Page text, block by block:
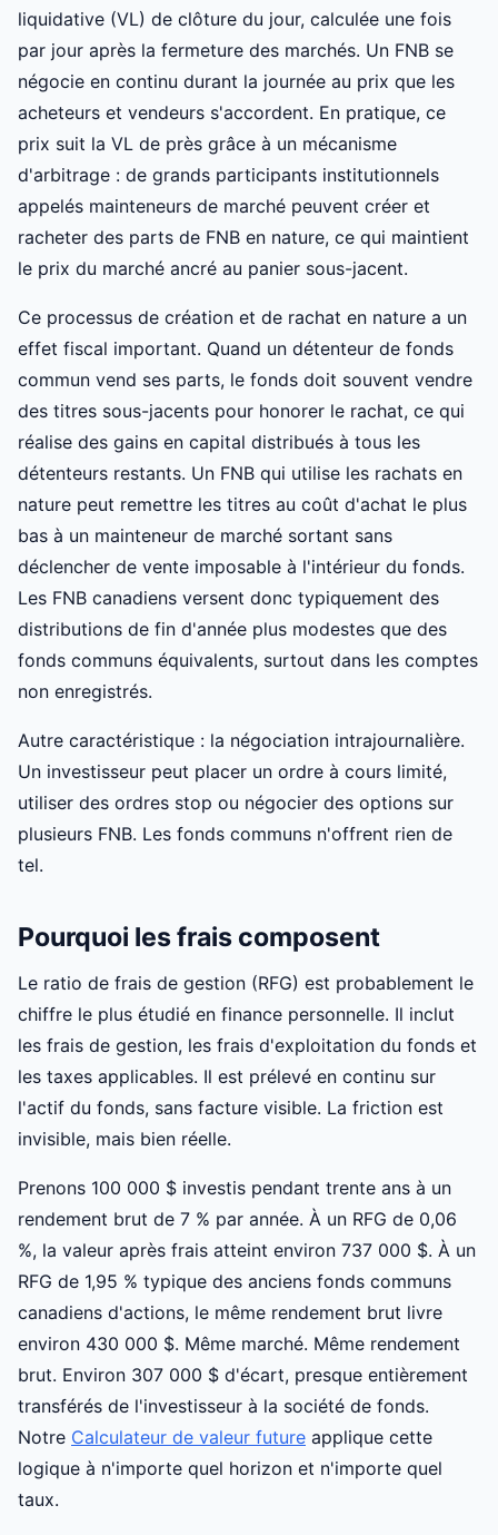
liquidative (VL) de clôture du jour, calculée une fois
par jour après la fermeture des marchés. Un FNB se
négocie en continu durant la journée au prix que les
acheteurs et vendeurs s'accordent. En pratique, ce
prix suit la VL de près grâce à un mécanisme
d'arbitrage : de grands participants institutionnels
appelés mainteneurs de marché peuvent créer et
racheter des parts de FNB en nature, ce qui maintient
le prix du marché ancré au panier sous-jacent.
Ce processus de création et de rachat en nature a un
effet fiscal important. Quand un détenteur de fonds
commun vend ses parts, le fonds doit souvent vendre
des titres sous-jacents pour honorer le rachat, ce qui
réalise des gains en capital distribués à tous les
détenteurs restants. Un FNB qui utilise les rachats en
nature peut remettre les titres au coût d'achat le plus
bas à un mainteneur de marché sortant sans
déclencher de vente imposable à l'intérieur du fonds.
Les FNB canadiens versent donc typiquement des
distributions de fin d'année plus modestes que des
fonds communs équivalents, surtout dans les comptes
non enregistrés.
Autre caractéristique : la négociation intrajournalière.
Un investisseur peut placer un ordre à cours limité,
utiliser des ordres stop ou négocier des options sur
plusieurs FNB. Les fonds communs n'offrent rien de
tel.
Pourquoi les frais composent
Le ratio de frais de gestion (RFG) est probablement le
chiffre le plus étudié en finance personnelle. Il inclut
les frais de gestion, les frais d'exploitation du fonds et
les taxes applicables. Il est prélevé en continu sur
l'actif du fonds, sans facture visible. La friction est
invisible, mais bien réelle.
Prenons 100 000 $ investis pendant trente ans à un
rendement brut de 7 % par année. À un RFG de 0,06
%, la valeur après frais atteint environ 737 000 $. À un
RFG de 1,95 % typique des anciens fonds communs
canadiens d'actions, le même rendement brut livre
environ 430 000 $. Même marché. Même rendement
brut. Environ 307 000 $ d'écart, presque entièrement
transférés de l'investisseur à la société de fonds.
Notre Calculateur de valeur future applique cette
logique à n'importe quel horizon et n'importe quel
taux.